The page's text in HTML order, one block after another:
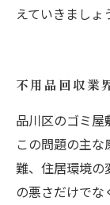
えていきましょ
不用品回収業
品川区のゴミ屋
この問題の主
難、住居環境の
の悪さだけでな